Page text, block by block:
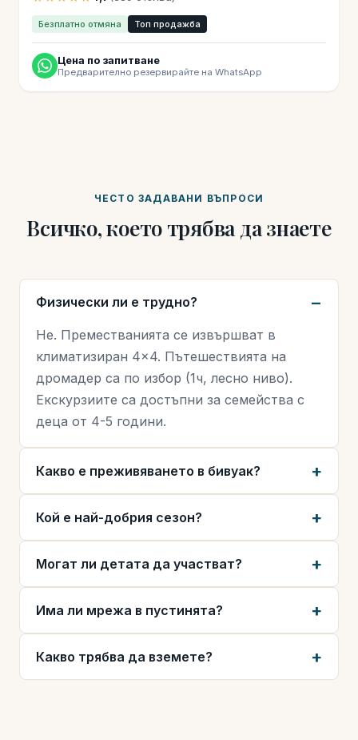
Безплатно отмяна Топ продажба
Цена по запитване
Предварително резервирайте на WhatsApp
ЧЕСТО ЗАДАВАНИ ВЪПРОСИ
Всичко, което трябва да знаете
Физически ли е трудно?
Не. Преместванията се извършват в
климатизиран 4×4. Пътешествията на
дромадер са по избор (1ч, лесно ниво).
Екскурзиите са достъпни за семейства с
деца от 4-5 години.
Какво е преживяването в бивуак?
Кой е най-добрия сезон?
Могат ли детата да участват?
Има ли мрежа в пустинята?
Какво трябва да вземете?